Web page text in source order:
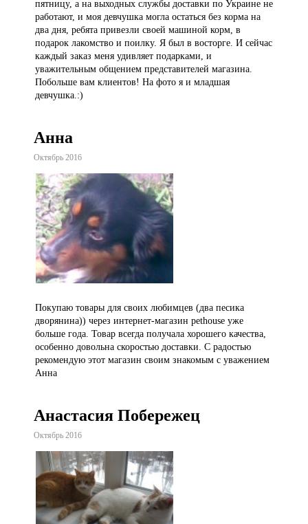
пятницу, а на выходных службы доставки по Украине не
работают, и моя девчушка могла остаться без корма на
два дня, ребята привезли своей машиной корм, в
подарок лакомство и поилку. Я был в восторге. И сейчас
каждый заказ меня удивляет подарками, и
уважительным общением представителей магазина.
Побольше вам клиентов! На фото я и младшая
девчушка.:)
Анна
Октябрь 2016
Покупаю товары для своих любимцев (два песика
дворянина)) через интернет-магазин pethouse уже
больше года. Товар всегда получала хорошего качества,
особенно довольна скоростью доставки. С радостью
рекомендую этот магазин своим знакомым с уважением
Анна
Анастасия Побережец
Октябрь 2016